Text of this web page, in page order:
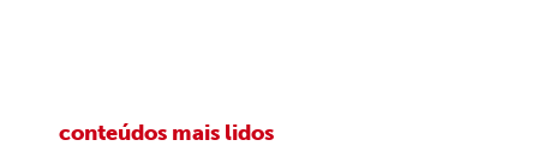
conteúdos mais lidos